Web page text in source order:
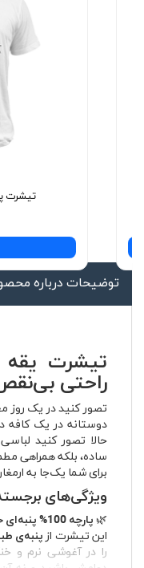
تیشرت
توضیحات درباره
راحتی
تصور کنید در یک
دوستانه در یک کافه
حالا تصور کنید
ساده، بلکه همراهی
برای شما یک‌جا به
ویژگی‌های
🌿 پارچه 100% پنبه‌ای خالص – نفس بکشید!
این تیشرت از پنبه‌ی
را در آغوشی نرم و